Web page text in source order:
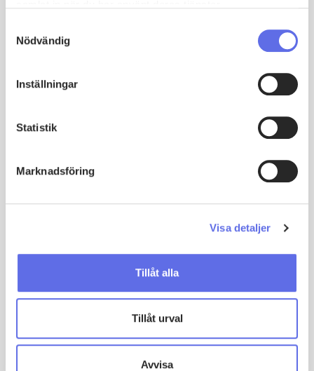
Nödvändig
Inställningar
Statistik
Marknadsföring
Visa detaljer
Tillåt alla
Tillåt urval
Avvisa
Mockfjärds Entrepenad
Mockfjärds är i grunden ett familjeföretag från Mockfjärd
hantverkstradition varit en del av samhället sedan
århundraden. Deras fönster är utvecklade och
designade för att passa nordiska hus samt klara av tuffa
klimat- och miljökrav.